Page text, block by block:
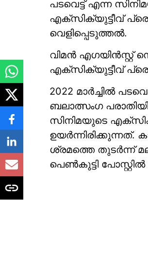
പടവെട്ട് എന്ന
എക്സിക്യുട്ടീവ്
വെളിപ്പെടുത്തല്‍.
വിമന്‍ എഗയിന്‍സ്റ്റ്
എക്സിക്യുട്ടീവ്
2022 മാര്‍ച്ചില്‍
ബലാത്സംഗ
സിനിമയുടെ
ഉയര്‍ന്നിരിക്കുന്നത്.
ശ്രമത്തെ തുടര്‍ന്ന്
പെണ്‍കുട്ടി